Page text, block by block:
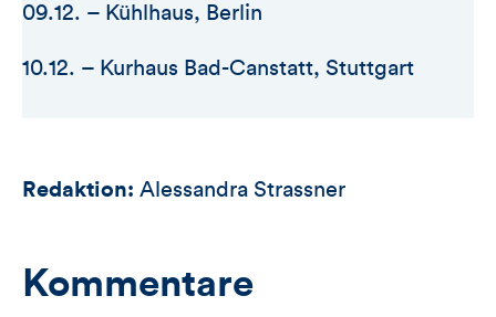
09.12. – Kühlhaus, Berlin
10.12. – Kurhaus Bad-Canstatt, Stuttgart
Redaktion: Alessandra Strassner
Kommentare